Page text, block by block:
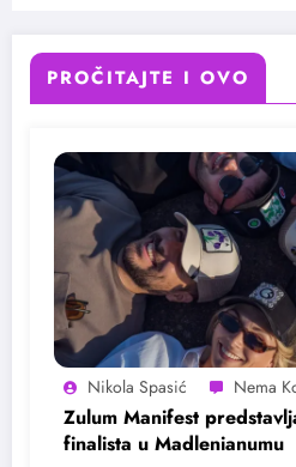
PROČITAJTE I OVO
Nikola Spasić
Zulum Manifest
finalista u Madlenianumu